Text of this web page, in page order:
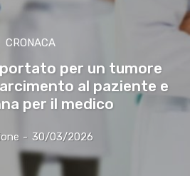
CRONACA
per un tumore
al paziente e
per il medico
- 30/03/2026